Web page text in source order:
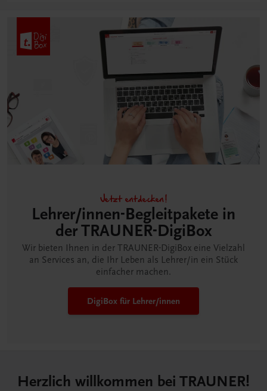
Jetzt entdecken!
Lehrer/innen-Begleitpakete in
der TRAUNER-DigiBox
Wir bieten Ihnen in der TRAUNER-DigiBox eine Vielzahl
an Services an, die Ihr Leben als Lehrer/in ein Stück
einfacher machen.
DigiBox für Lehrer/innen
Herzlich willkommen bei TRAUNER!